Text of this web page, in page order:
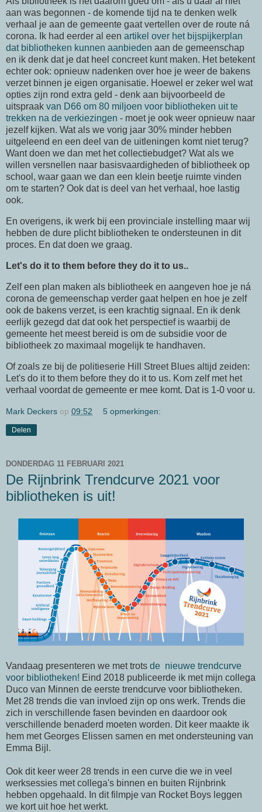
aan was begonnen - de komende tijd na te denken welk
verhaal je aan de gemeente gaat vertellen over de route ná
corona. Ik had eerder al een artikel over het bijspijkerplan
dat bibliotheken kunnen aanbieden aan de gemeenschap
en ik denk dat je dat heel concreet kunt maken. Het betekent
echter ook: opnieuw nadenken over hoe je weer de bakens
verzet binnen je eigen organisatie. Hoewel er zeker wel wat
opties zijn rond extra geld - denk aan bijvoorbeeld de
uitspraak van D66 om 80 miljoen voor bibliotheken uit te
trekken na de verkiezingen - moet je ook weer opnieuw naar
jezelf kijken. Wat als we vorig jaar 30% minder hebben
uitgeleend en een deel van de uitleningen komt niet terug?
Want doen we dan met het collectiebudget? Wat als we
willen versnellen naar basisvaardigheden of bibliotheek op
school, waar gaan we dan een klein beetje ruimte vinden
om te starten? Ook dat is deel van het verhaal, hoe lastig
ook.
En overigens, ik werk bij een provinciale instelling maar wij
hebben de dure plicht bibliotheken te ondersteunen in dit
proces. En dat doen we graag.
Let's do it to them before they do it to us..
Zelf een plan maken als bibliotheek en aangeven hoe je ná
corona de gemeenschap verder gaat helpen en hoe je zelf
ook de bakens verzet, is een krachtig signaal. En ik denk
eerlijk gezegd dat dat ook het perspectief is waarbij de
gemeente het meest bereid is om de subsidie voor de
bibliotheek zo maximaal mogelijk te handhaven.
Of zoals ze bij de politieserie Hill Street Blues altijd zeiden:
Let's do it to them before they do it to us. Kom zelf met het
verhaal voordat de gemeente er mee komt. Dat is 1-0 voor u.
Mark Deckers op 09:52 5 opmerkingen:
Delen
DONDERDAG 11 FEBRUARI 2021
De Rijnbrink Trendcurve 2021 voor
bibliotheken is uit!
Vandaag presenteren we met trots de nieuwe trendcurve
voor bibliotheken! Eind 2018 publiceerde ik met mijn collega
Duco van Minnen de eerste trendcurve voor bibliotheken.
Met 28 trends die van invloed zijn op ons werk. Trends die
zich in verschillende fasen bevinden en daardoor ook
verschillende benaderd moeten worden. Dit keer maakte ik
hem met Georges Elissen samen en met ondersteuning van
Emma Bijl.
Ook dit keer weer 28 trends in een curve die we in veel
werksessies met collega's binnen en buiten Rijnbrink
hebben opgehaald. In dit filmpje van Rocket Boys leggen
we kort uit hoe het werkt.